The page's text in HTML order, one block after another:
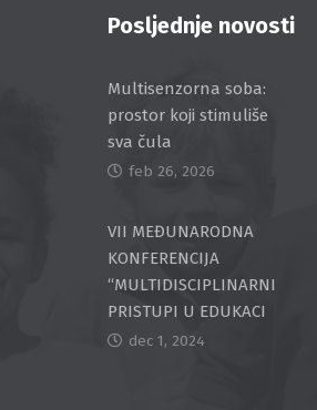
Posljednje novosti
Multisenzorna soba:
prostor koji stimuliše
sva čula
feb 26, 2026
VII MEĐUNARODNA
KONFERENCIJA
“MULTIDISCIPLINARNI
PRISTUPI U EDUKACI
dec 1, 2024